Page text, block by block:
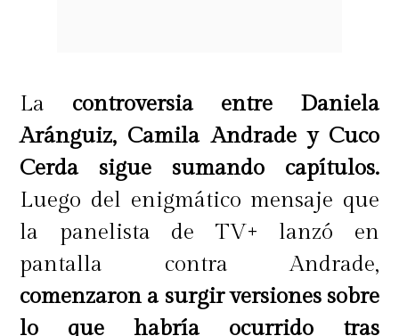
La controversia entre Daniela
Aránguiz, Camila Andrade y Cuco
Cerda sigue sumando capítulos.
Luego del enigmático mensaje que
la panelista de TV+ lanzó en
pantalla contra Andrade,
comenzaron a surgir versiones sobre
lo que habría ocurrido tras